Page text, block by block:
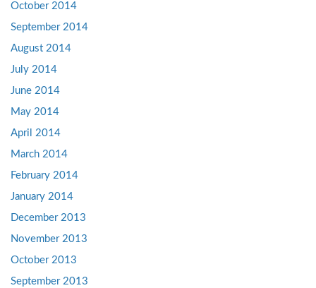
October 2014
September 2014
August 2014
July 2014
June 2014
May 2014
April 2014
March 2014
February 2014
January 2014
December 2013
November 2013
October 2013
September 2013